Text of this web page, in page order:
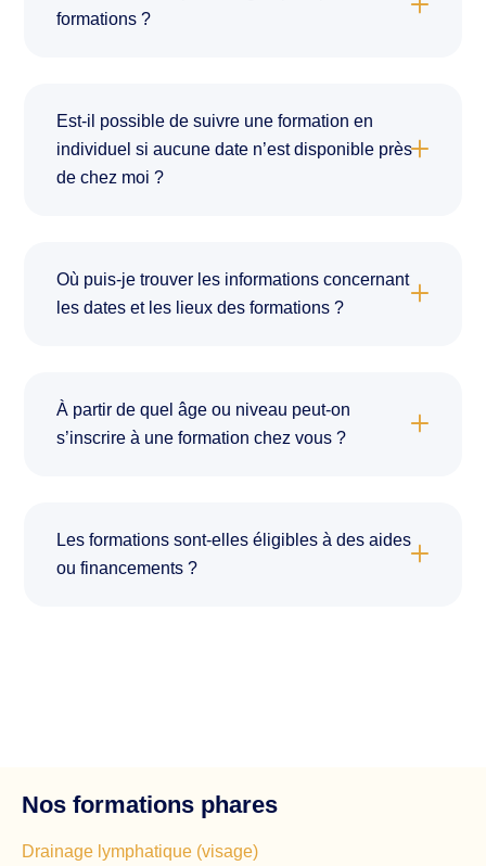
formations ?
Est-il possible de suivre une formation en
individuel si aucune date n’est disponible près
de chez moi ?
Où puis-je trouver les informations concernant
les dates et les lieux des formations ?
À partir de quel âge ou niveau peut-on
s’inscrire à une formation chez vous ?
Les formations sont-elles éligibles à des aides
ou financements ?
Nos formations phares
Drainage lymphatique (visage)